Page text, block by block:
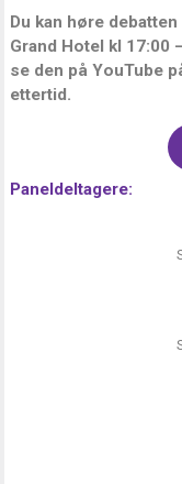
Du kan høre
Grand Hotel kl 17:00
se den på YouTube
ettertid.
Paneldeltagere: